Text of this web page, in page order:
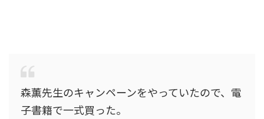
森薫先生のキャンペーンをやっていたので、電
子書籍で一式買った。